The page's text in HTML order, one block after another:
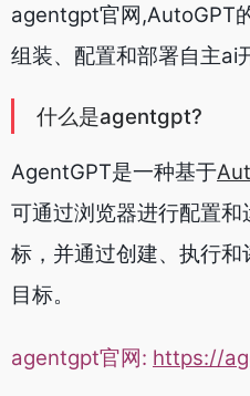
agentgpt官网,AutoGPT
组装、配置和部署自主ai
什么是agentgpt?
AgentGPT是一种基于
可通过浏览器进行配置和
标，并通过创建、执行
目标。
agentgpt官网: https://